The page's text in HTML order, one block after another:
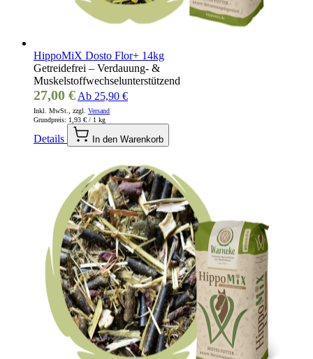
HippoMiX Dosto Flor+ 14kg
Getreidefrei – Verdauung- &
Muskelstoffwechselunterstützend
27,00 € Ab 25,90 €
Inkl. MwSt., zzgl. Versand
Grundpreis: 1,93 € / 1 kg
Details In den Warenkorb